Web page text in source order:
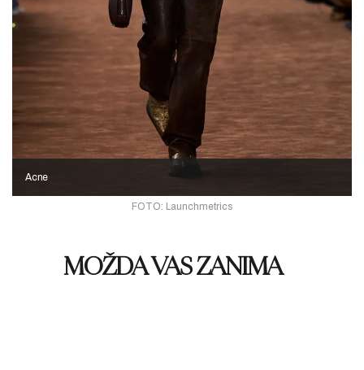
FOTO: Launchmetrics
Acne
MOŽDA VAS ZANIMA